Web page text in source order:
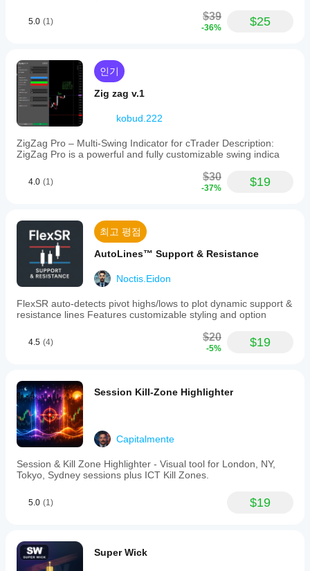
5.0 (1) $39
-36% $25
인기
Zig zag v.1
kobud.222
ZigZag Pro – Multi-Swing Indicator for cTrader Description:
ZigZag Pro is a powerful and fully customizable swing indica
4.0 (1) $30
-37% $19
최고 평점
AutoLines™ Support & Resistance
Noctis.Eidon
FlexSR auto‑detects pivot highs/lows to plot dynamic support &
resistance lines Features customizable styling and option
4.5 (4) $20
-5% $19
Session Kill-Zone Highlighter
Capitalmente
Session & Kill Zone Highlighter - Visual tool for London, NY,
Tokyo, Sydney sessions plus ICT Kill Zones.
5.0 (1) $19
Super Wick